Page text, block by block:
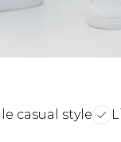
casual style